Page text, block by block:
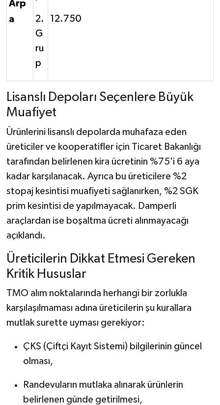
Arp
a
2.
G
ru
p
12.750
Lisanslı Depoları Seçenlere Büyük
Muafiyet
Ürünlerini lisanslı depolarda muhafaza eden
üreticiler ve kooperatifler için Ticaret Bakanlığı
tarafından belirlenen kira ücretinin %75'i 6 aya
kadar karşılanacak. Ayrıca bu üreticilere %2
stopaj kesintisi muafiyeti sağlanırken, %2 SGK
prim kesintisi de yapılmayacak. Damperli
araçlardan ise boşaltma ücreti alınmayacağı
açıklandı.
Üreticilerin Dikkat Etmesi Gereken
Kritik Hususlar
TMO alım noktalarında herhangi bir zorlukla
karşılaşılmaması adına üreticilerin şu kurallara
mutlak surette uyması gerekiyor:
ÇKS (Çiftçi Kayıt Sistemi) bilgilerinin güncel
olması,
Randevuların mutlaka alınarak ürünlerin
belirlenen günde getirilmesi,